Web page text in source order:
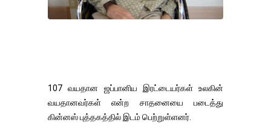
107 வயதான ஜப்பானிய இரட்டையர்கள் உலகின்
வயதானவர்கள் என்ற சாதனையை படைத்து
கின்னஸ் புத்தகத்தில் இடம் பெற்றுள்ளனர்.